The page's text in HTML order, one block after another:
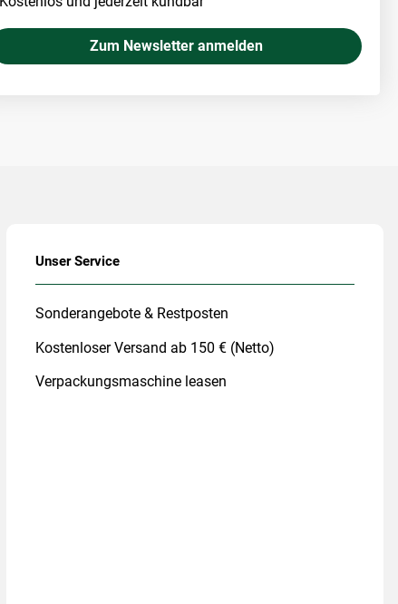
Unser Service
Sonderangebote & Restposten
Kostenloser Versand ab 150 € (Netto)
Verpackungsmaschine leasen
Zum Newsletter anmelden